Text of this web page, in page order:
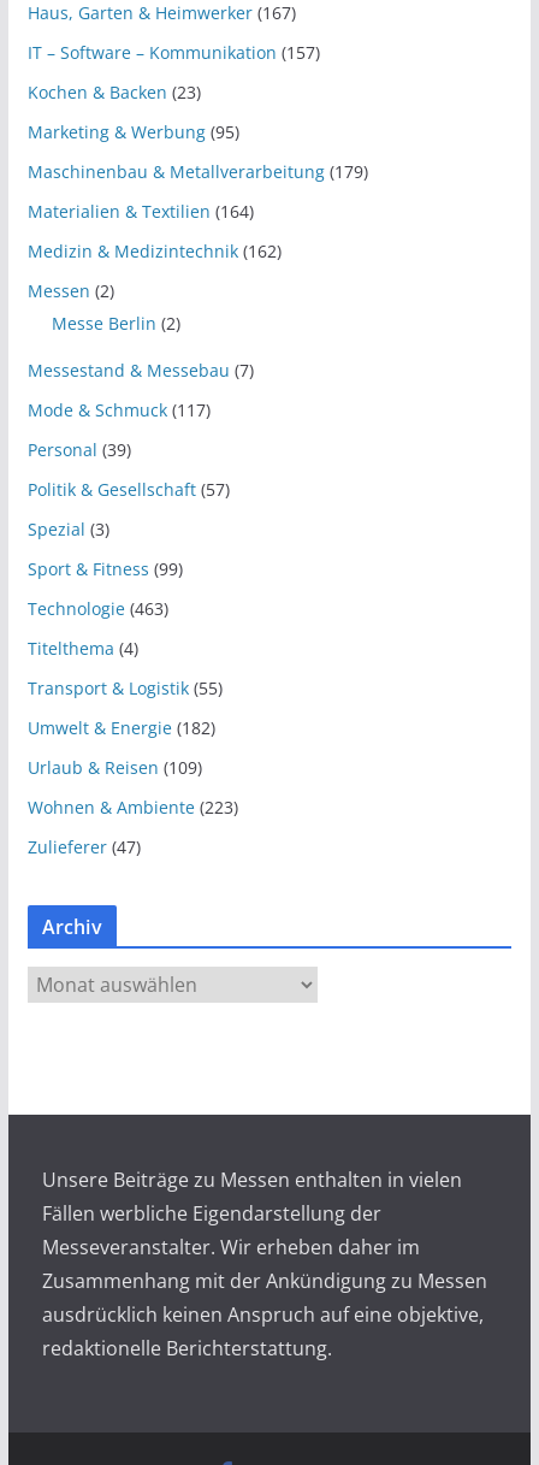
Haus, Garten & Heimwerker(167)
IT – Software – Kommunikation (157)
Kochen & Backen (23)
Marketing & Werbung(95)
Maschinenbau & Metallverarbeitung(179)
Materialien & Textilien (164)
Medizin & Medizintechnik(162)
Messen (2)
Messe Berlin (2)
Messestand & Messebau (7)
Mode & Schmuck(117)
Personal (39)
Politik & Gesellschaft(57)
Spezial (3)
Sport & Fitness (99)
Technologie(463)
Titelthema (4)
Transport & Logistik(55)
Umwelt & Energie(182)
Urlaub & Reisen (109)
Wohnen & Ambiente(223)
Zulieferer(47)
Archiv
r
Unsere Beiträge zu Messen enthalten in vielen
Fällen werbliche Eigendarstellung der
Messeveranstalter. Wir erheben daher im
Zusammenhang mit der Ankündigung zu Messen
ausdrücklich keinen Anspruch auf eine objektive,
redaktionelle Berichterstattung.